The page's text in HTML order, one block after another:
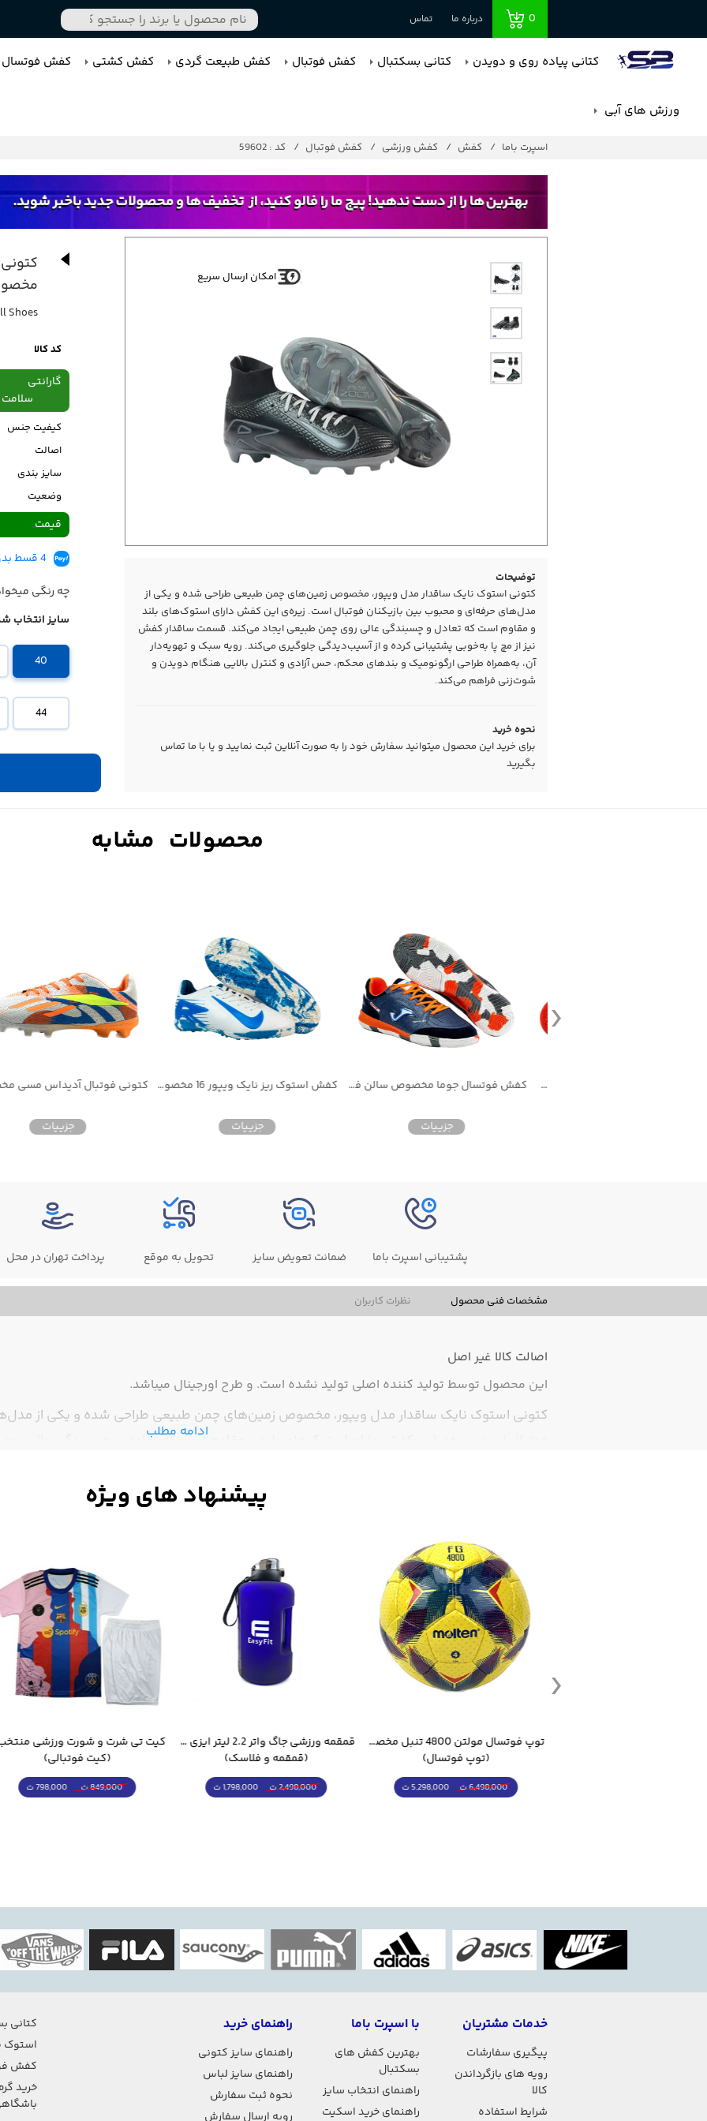
0 درباره ما تماس
کتانی پیاده روی و دویدن کتانی بسکتبال کفش فوتبال کفش طبیعت گردی کفش کشتی کفش فوتسال
ورزش های آبی
اسپرت باما کفش کفش ورزشی کفش فوتبال کد : 59602
امکان ارسال سریع
توضیحات
کتونی استوک نایک ساقدار مدل ویپور، مخصوص زمین‌های چمن طبیعی طراحی شده و یکی از
مدل‌های حرفه‌ای و محبوب بین بازیکنان فوتبال است. زیره‌ی این کفش دارای استوک‌های بلند
و مقاوم است که تعادل و چسبندگی عالی روی چمن طبیعی ایجاد می‌کند. قسمت ساقدار کفش
نیز از مچ پا به‌خوبی پشتیبانی کرده و از آسیب‌دیدگی جلوگیری می‌کند. رویه سبک و تهویه‌دار
آن، به‌همراه طراحی ارگونومیک و بندهای محکم، حس آزادی و کنترل بالایی هنگام دویدن و
شوت‌زنی فراهم می‌کند.
نحوه خرید
برای خرید این محصول میتوانید سفارش خود را به صورت آنلاین ثبت نمایید و یا با ما تماس
بگیرید
Shoes
کد کالا
گارانتی
سلامت
کیفیت جنس
اصالت
سایز بندی
وضعیت
قیمت
4 قسط بدون کارمزد، ماهانه 749,500 تومان
چه رنگی
سایز انتخاب
40
44
کفش فوتسال جوما مخصوص سالن فوتسال
جزییات
کفش استوک ریز نایک ویپور 16 مخصوص چمن مصنوعی
جزییات
کتونی فوتبال آدیداس مسی مخصوص چمن طبیعی
جزییات
پشتیبانی اسپرت باما ضمانت تعویض سایز تحویل به موقع پرداخت تهران در محل
مشخصات فنی محصول نظرات کاربران
اصالت کالا غیر اصل
این محصول توسط تولید کننده اصلی تولید نشده است. و طرح اورجینال میباشد.
کتونی استوک نایک ساقدار مدل ویپور، مخصوص زمین‌های چمن طبیعی طراحی شده و یکی از
فوتبال است. زیره‌ی این کفش دارای استوک‌های بلند و مقاوم است که تعادل و چسبندگی عالی
ارگونومیک و بندهای محکم، حس آزادی و کنترل بالایی هنگام دویدن و شوت‌زنی فراهم می‌کند.
ادامه مطلب
توپ فوتسال مولتن 4800 تنبل مخصوص سالن
(توپ فوتسال)
6,498,000 ت 5,298,000 ت
قمقمه ورزشی جاگ واتر 2.2 لیتر ایزی فیت
(قمقمه و فلاسک)
2,498,000 ت 1,798,000 ت
(کیت فوتبالی)
849,000 ت 798,000 ت
خدمات مشتریان
پیگیری سفارشات
رویه های بازگرداندن
کالا
شرایط استفاده
با اسپرت باما
بهترین کفش های
بسکتبال
راهنمای انتخاب سایز
راهنمای خرید اسکیت
راهنمای خرید
راهنمای سایز کتونی
راهنمای سایز لباس
نحوه ثبت سفارش
رویه ارسال سفارش
کتانی
استوک
کفش
خرید